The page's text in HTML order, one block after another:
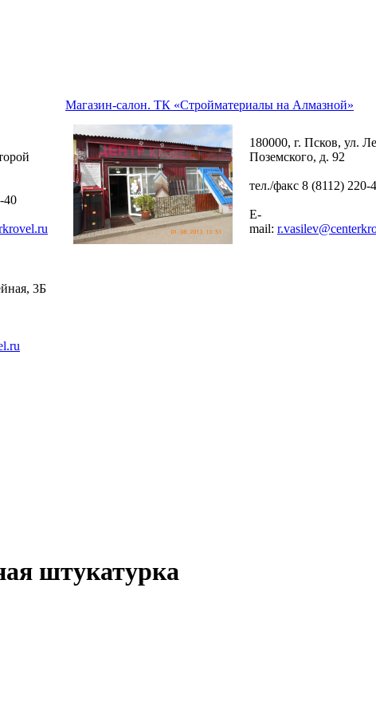
Магазин-салон. ТК «Стройматериалы на Алмазной»
40
180000, г. Псков, ул.
Поземского, д. 92
тел./факс 8 (8112) 220-
E-
mail:
3Б
штукатурка